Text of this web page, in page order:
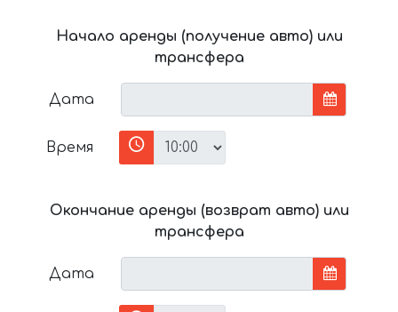
Начало аренды (получение авто) или
трансфера
Дата
Время
Окончание аренды (возврат авто) или
трансфера
Дата